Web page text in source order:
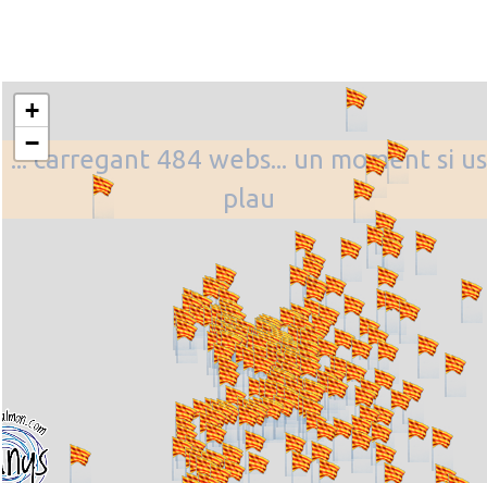
... carregant 484 webs... un moment si us
plau
+
−